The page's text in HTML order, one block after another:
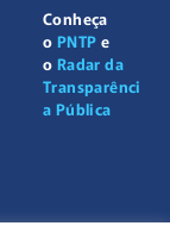
Conheça
o PNTP e
o Radar da
Transparênci
a Pública